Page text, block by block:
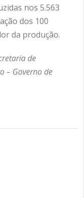
nos 5.563
dos 100
da produção.
de
– Governo de